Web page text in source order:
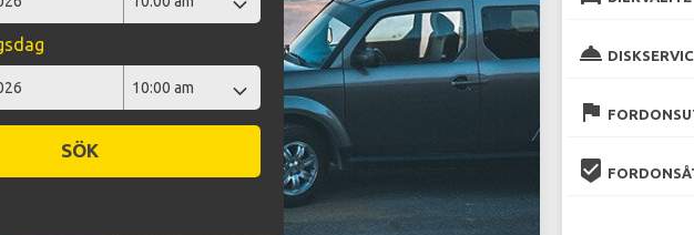
SÖK
room_service
flag
beenhere